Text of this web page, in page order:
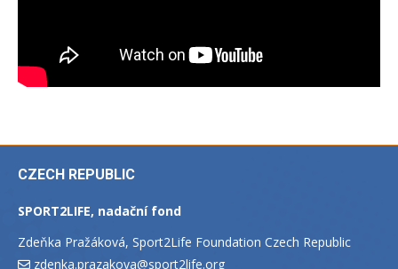
CZECH REPUBLIC
SPORT2LIFE, nadační fond
Zdeňka Pražáková, Sport2Life Foundation Czech Republic
zdenka.prazakova@sport2life.org